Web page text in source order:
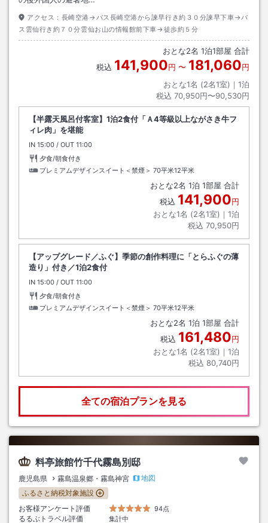
アクセス： 長崎空港→バス長崎空港から諫早行き約３０分諫早下車→バ
ス雲仙行き約７０分雲仙お山の情報館前下車→徒歩約５分
おとな2名 1泊1部屋 合計
税込 141,900円 〜 181,060円
おとな1名 (2名1室)｜ 1泊
税込 70,950円〜90,530円
【半露天風呂付客室】1泊2食付「Ａ4等級以上ながさき牛フ
ィレ肉」を堪能
IN チェックイン
15:00 / OUT チェックアウト
11:00
夕食/朝食付き
プレミアムデザインスイート＜禁煙＞ 70平米12平米
おとな2名 1泊 1部屋 合計
税込 141,900円
おとな1名 (2名1室)｜ 1泊
税込 70,950円
【アップグレード／ふぐ】季節の創作料理に「とらふぐの薄
造り」付き／1泊2食付
IN チェックイン
15:00 / OUT チェックアウト
11:00
夕食/朝食付き
プレミアムデザインスイート＜禁煙＞ 70平米12平米
おとな2名 1泊 1部屋 合計
税込 161,480円
おとな1名 (2名1室)｜ 1泊
税込 80,740円
全ての宿泊プランを見る
料亭旅館竹千代霧島別邸
鹿児島県 霧島温泉郷・霧島神宮
地図
ふるさと納税対象施設
お客様アンケート評価
94点
るるぶトラベル評価
集計中